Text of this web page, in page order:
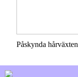
Påskynda hårväxten